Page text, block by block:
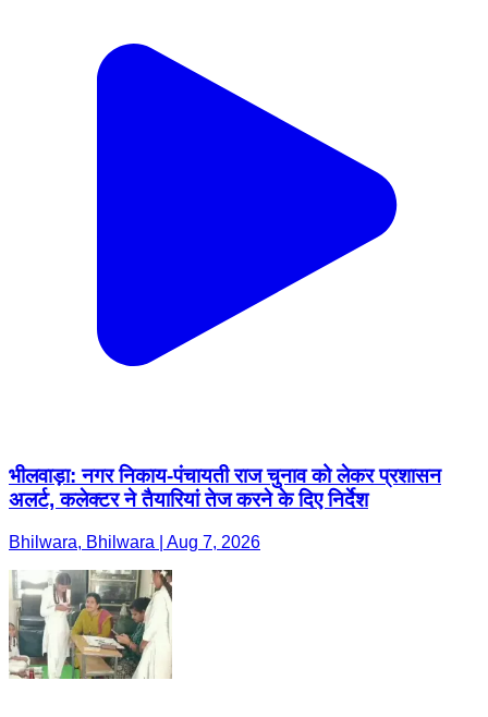
भीलवाड़ा: नगर निकाय-पंचायती राज चुनाव को लेकर प्रशासन
अलर्ट, कलेक्टर ने तैयारियां तेज करने के दिए निर्देश
Bhilwara, Bhilwara | Aug 7, 2026